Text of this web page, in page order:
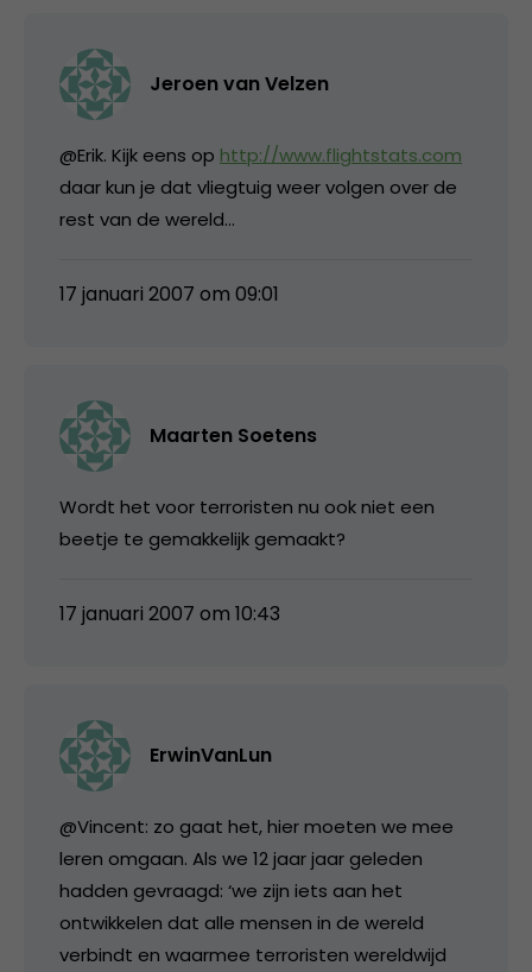
Jeroen van Velzen
@Erik. Kijk eens op http://www.flightstats.com
daar kun je dat vliegtuig weer volgen over de
rest van de wereld…
17 januari 2007 om 09:01
Maarten Soetens
Wordt het voor terroristen nu ook niet een
beetje te gemakkelijk gemaakt?
17 januari 2007 om 10:43
ErwinVanLun
@Vincent: zo gaat het, hier moeten we mee
leren omgaan. Als we 12 jaar jaar geleden
hadden gevraagd: ‘we zijn iets aan het
ontwikkelen dat alle mensen in de wereld
verbindt en waarmee terroristen wereldwijd